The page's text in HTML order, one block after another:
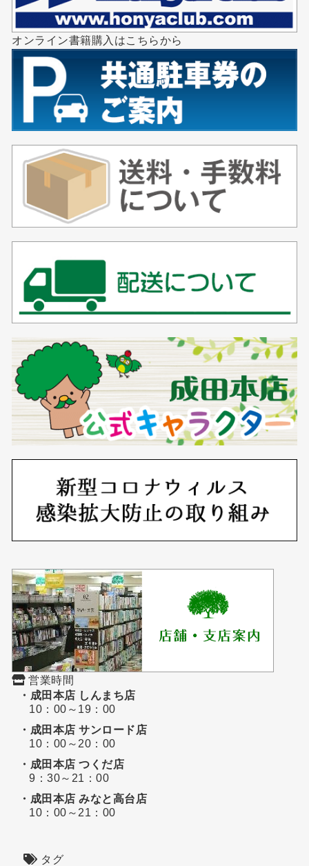
オンライン書籍購入はこちらから
営業時間
・成田本店 しんまち店
10：00～19：00
・成田本店 サンロード店
10：00～20：00
・成田本店 つくだ店
9：30～21：00
・成田本店 みなと高台店
10：00～21：00
タグ